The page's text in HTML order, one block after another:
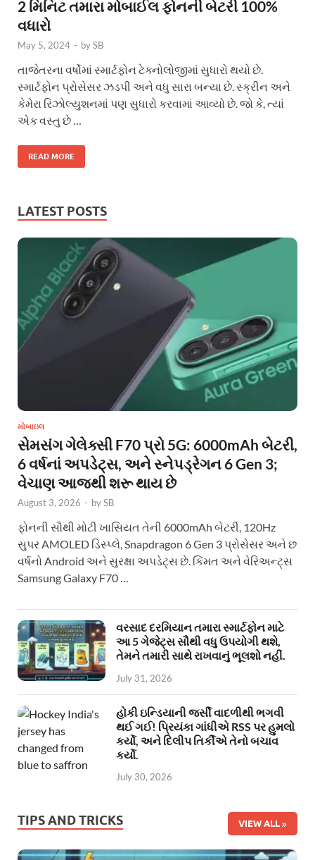
2 મિનિટ તમારા મોબાઈલ ફોનની બેટરી 100%
વધારો
May 5, 2024 - bySB
તાજેતરના વર્ષોમાં સ્માર્ટફોન ટેક્નોલોજીમાં સુધારો થયો છે.
સ્માર્ટફોન પ્રોસેસર ઝડપી અને વધુ સારા બન્યા છે. સ્ક્રીન અને
કેમેરા રિઝોલ્યુશનમાં પણ સુધારો કરવામાં આવ્યો છે. જો કે, ત્યાં
એક વસ્તુ છે …
READ MORE
LATEST POSTS
મોબાઇલ
સેમસંગ ગેલેક્સી F70 પ્રો 5G: 6000mAh બેટરી,
6 વર્ષનાં અપડેટ્સ, અને સ્નેપડ્રેગન 6 Gen 3;
વેચાણ આજથી શરૂ થાય છે
August 3, 2026 - bySB
ફોનની સૌથી મોટી ખાસિયત તેની 6000mAh બેટરી, 120Hz
સુપર AMOLED ડિસ્પ્લે, Snapdragon 6 Gen 3 પ્રોસેસર અને છ
વર્ષનો Android અને સુરક્ષા અપડેટ્સ છે. કિંમત અને વેરિઅન્ટ્સ
Samsung Galaxy F70 …
વરસાદ દરમિયાન તમારા સ્માર્ટફોન માટે
આ 5 ગેજેટ્સ સૌથી વધુ ઉપયોગી થશે,
તેમને તમારી સાથે રાખવાનું ભૂલશો નહીં.
July 31, 2026
હોકી ઇન્ડિયાની જર્સી વાદળીથી ભગવી
થઈ ગઈ! પ્રિયંકા ગાંધીએ RSS પર હુમલો
કર્યો, અને દિલીપ તિર્કીએ તેનો બચાવ
કર્યો.
July 30, 2026
TIPS AND TRICKS VIEW ALL